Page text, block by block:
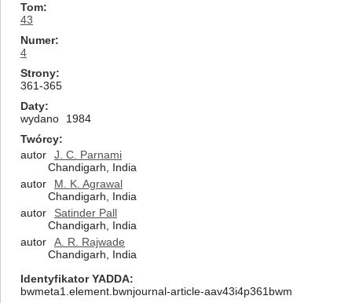
Tom
43
Numer
4
Strony
361-365
Daty
wydano
1984
Twórcy
autor
J. C. Parnami
Chandigarh, India
autor
M. K. Agrawal
Chandigarh, India
autor
Satinder Pall
Chandigarh, India
autor
A. R. Rajwade
Chandigarh, India
Identyfikator YADDA
bwmeta1.element.bwnjournal-article-aav43i4p361bwm